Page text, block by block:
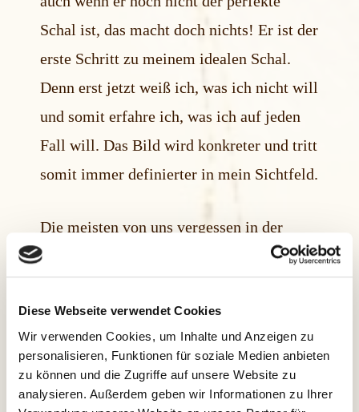
Diese Webseite verwendet Cookies
Wir verwenden Cookies, um Inhalte und Anzeigen zu
personalisieren, Funktionen für soziale Medien anbieten
zu können und die Zugriffe auf unsere Website zu
analysieren. Außerdem geben wir Informationen zu Ihrer
Schal ist, das macht doch nichts! Er ist der
erste Schritt zu meinem idealen Schal.
Denn erst jetzt weiß ich, was ich nicht will
und somit erfahre ich, was ich auf jeden
Fall will. Das Bild wird konkreter und tritt
somit immer definierter in mein Sichtfeld.
Die meisten von uns vergessen in der
Alltagshektik die eigenen Ziele, weil wir
unser Partner oder die Kinder ständig was
von uns wollen, weil wir verstreut sind
oder weil wir sagen: „Meinen roten Schal
werde ich nie finden!“